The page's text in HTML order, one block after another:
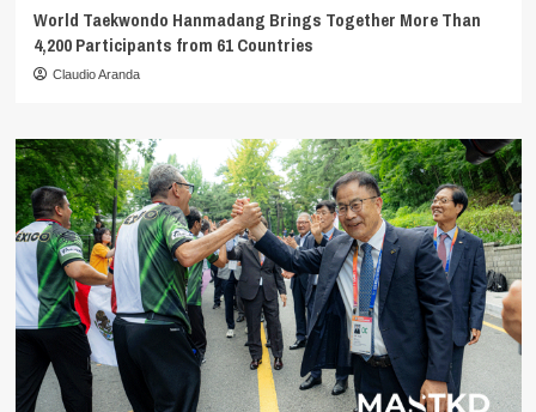
World Taekwondo Hanmadang Brings Together More Than
4,200 Participants from 61 Countries
Claudio Aranda